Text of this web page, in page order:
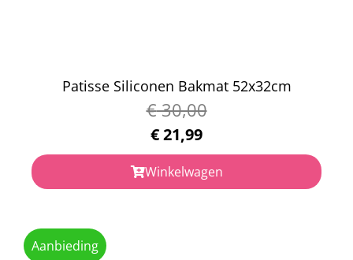
Patisse Siliconen Bakmat 52x32cm
€30,00
€21,99
Winkelwagen
Aanbieding